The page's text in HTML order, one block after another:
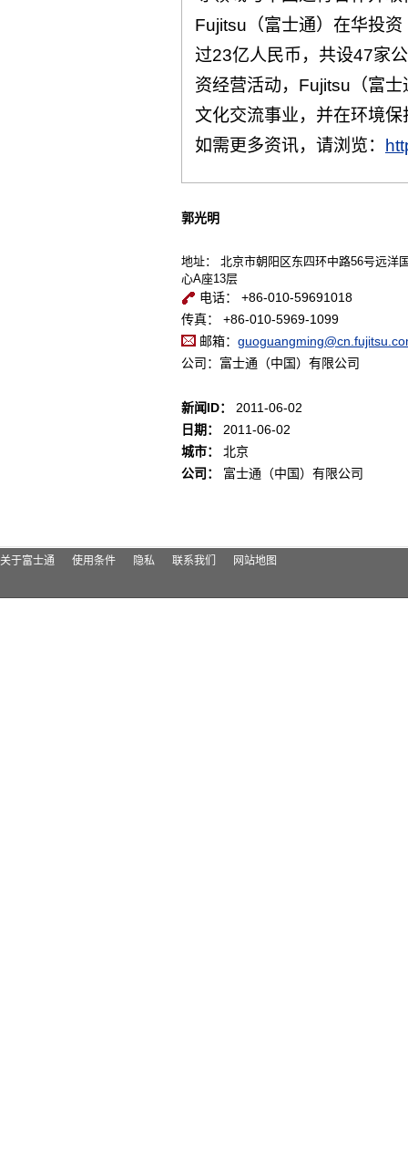
Fujitsu（富士通）在华投
过23亿人民币，共设47家
资经营活动，Fujitsu（富
文化交流事业，并在环境
如需更多资讯，请浏览：
郭光明
地址： 北京市朝阳区东四环中路56号远洋
心A座13层
电话： +86-010-59691018
传真： +86-010-5969-1099
邮箱：
公司：富士通（中国）有限公司
新闻ID：
2011-06-02
日期：
2011-06-02
城市：
北京
公司：
富士通（中国）有限公司
关于富士通 使用条件 隐私 联系我们 网站地图